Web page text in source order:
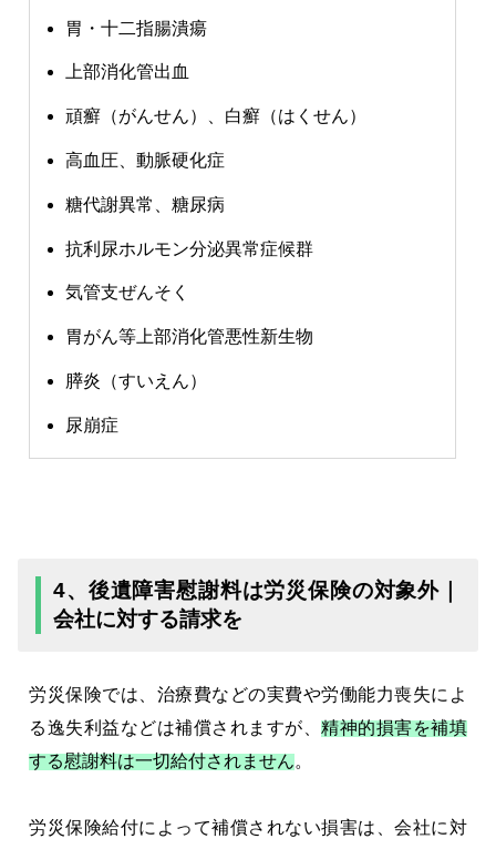
胃・十二指腸潰瘍
上部消化管出血
頑癬（がんせん）、白癬（はくせん）
高血圧、動脈硬化症
糖代謝異常、糖尿病
抗利尿ホルモン分泌異常症候群
気管支ぜんそく
胃がん等上部消化管悪性新生物
膵炎（すいえん）
尿崩症
4、後遺障害慰謝料は労災保険の対象外｜
会社に対する請求を
労災保険では、治療費などの実費や労働能力喪失によ
る逸失利益などは補償されますが、精神的損害を補填
する慰謝料は一切給付されません。
労災保険給付によって補償されない損害は、会社に対